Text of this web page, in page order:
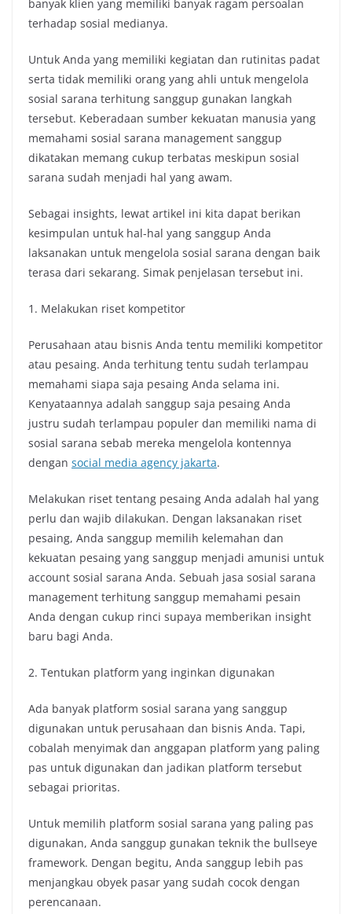
banyak klien yang memiliki banyak ragam persoalan
terhadap sosial medianya.
Untuk Anda yang memiliki kegiatan dan rutinitas padat
serta tidak memiliki orang yang ahli untuk mengelola
sosial sarana terhitung sanggup gunakan langkah
tersebut. Keberadaan sumber kekuatan manusia yang
memahami sosial sarana management sanggup
dikatakan memang cukup terbatas meskipun sosial
sarana sudah menjadi hal yang awam.
Sebagai insights, lewat artikel ini kita dapat berikan
kesimpulan untuk hal-hal yang sanggup Anda
laksanakan untuk mengelola sosial sarana dengan baik
terasa dari sekarang. Simak penjelasan tersebut ini.
1. Melakukan riset kompetitor
Perusahaan atau bisnis Anda tentu memiliki kompetitor
atau pesaing. Anda terhitung tentu sudah terlampau
memahami siapa saja pesaing Anda selama ini.
Kenyataannya adalah sanggup saja pesaing Anda
justru sudah terlampau populer dan memiliki nama di
sosial sarana sebab mereka mengelola kontennya
dengan social media agency jakarta.
Melakukan riset tentang pesaing Anda adalah hal yang
perlu dan wajib dilakukan. Dengan laksanakan riset
pesaing, Anda sanggup memilih kelemahan dan
kekuatan pesaing yang sanggup menjadi amunisi untuk
account sosial sarana Anda. Sebuah jasa sosial sarana
management terhitung sanggup memahami pesain
Anda dengan cukup rinci supaya memberikan insight
baru bagi Anda.
2. Tentukan platform yang inginkan digunakan
Ada banyak platform sosial sarana yang sanggup
digunakan untuk perusahaan dan bisnis Anda. Tapi,
cobalah menyimak dan anggapan platform yang paling
pas untuk digunakan dan jadikan platform tersebut
sebagai prioritas.
Untuk memilih platform sosial sarana yang paling pas
digunakan, Anda sanggup gunakan teknik the bullseye
framework. Dengan begitu, Anda sanggup lebih pas
menjangkau obyek pasar yang sudah cocok dengan
perencanaan.